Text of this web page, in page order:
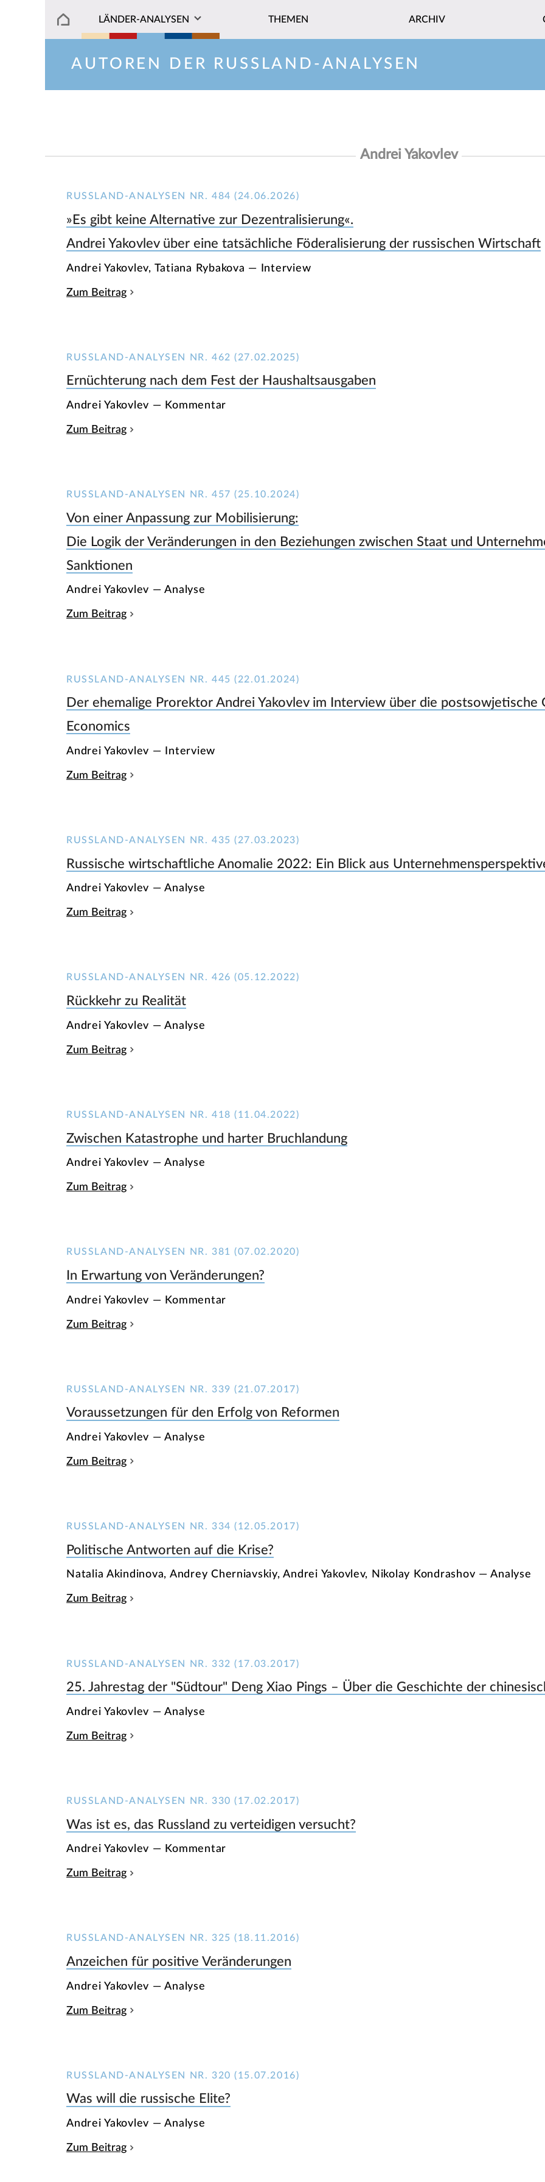
LÄNDER-ANALYSEN THEMEN ARCHIV
AUTOREN DER RUSSLAND-ANALYSEN
Andrei Yakovlev
RUSSLAND-ANALYSEN NR. 484 (24.06.2026)
»Es gibt keine Alternative zur Dezentralisierung«.
Andrei Yakovlev über eine tatsächliche Föderalisierung der russischen Wirtschaft
Andrei Yakovlev, Tatiana Rybakova — Interview
Zum Beitrag
RUSSLAND-ANALYSEN NR. 462 (27.02.2025)
Ernüchterung nach dem Fest der Haushaltsausgaben
Andrei Yakovlev — Kommentar
Zum Beitrag
RUSSLAND-ANALYSEN NR. 457 (25.10.2024)
Von einer Anpassung zur Mobilisierung:
Die Logik der Veränderungen in den Beziehungen zwischen Staat und
Sanktionen
Andrei Yakovlev — Analyse
Zum Beitrag
RUSSLAND-ANALYSEN NR. 445 (22.01.2024)
Der ehemalige Prorektor Andrei Yakovlev im Interview über die
Economics
Andrei Yakovlev — Interview
Zum Beitrag
RUSSLAND-ANALYSEN NR. 435 (27.03.2023)
Russische wirtschaftliche Anomalie 2022: Ein Blick aus
Andrei Yakovlev — Analyse
Zum Beitrag
RUSSLAND-ANALYSEN NR. 426 (05.12.2022)
Rückkehr zu Realität
Andrei Yakovlev — Analyse
Zum Beitrag
RUSSLAND-ANALYSEN NR. 418 (11.04.2022)
Zwischen Katastrophe und harter Bruchlandung
Andrei Yakovlev — Analyse
Zum Beitrag
RUSSLAND-ANALYSEN NR. 381 (07.02.2020)
In Erwartung von Veränderungen?
Andrei Yakovlev — Kommentar
Zum Beitrag
RUSSLAND-ANALYSEN NR. 339 (21.07.2017)
Voraussetzungen für den Erfolg von Reformen
Andrei Yakovlev — Analyse
Zum Beitrag
RUSSLAND-ANALYSEN NR. 334 (12.05.2017)
Politische Antworten auf die Krise?
Natalia Akindinova, Andrey Cherniavskiy, Andrei Yakovlev, Nikolay Kondrashov — Analyse
Zum Beitrag
RUSSLAND-ANALYSEN NR. 332 (17.03.2017)
25. Jahrestag der "Südtour" Deng Xiao Pings – Über die Geschichte der
Andrei Yakovlev — Analyse
Zum Beitrag
RUSSLAND-ANALYSEN NR. 330 (17.02.2017)
Was ist es, das Russland zu verteidigen versucht?
Andrei Yakovlev — Kommentar
Zum Beitrag
RUSSLAND-ANALYSEN NR. 325 (18.11.2016)
Anzeichen für positive Veränderungen
Andrei Yakovlev — Analyse
Zum Beitrag
RUSSLAND-ANALYSEN NR. 320 (15.07.2016)
Was will die russische Elite?
Andrei Yakovlev — Analyse
Zum Beitrag